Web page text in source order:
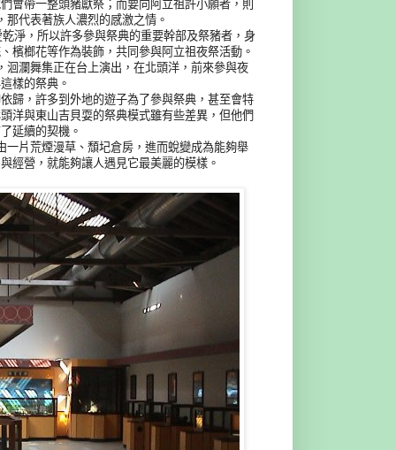
會帶一整頭豬獻祭；而要向阿立祖許小願者，則
代表著族人濃烈的感激之情。
淨，所以許多參與祭典的重要幹部及祭豬者，身
檳榔花等作為裝飾，共同參與阿立祖夜祭活動。
瀾舞集正在台上演出，在北頭洋，前來參與夜
樣的祭典。
歸，許多到外地的遊子為了參與祭典，甚至會特
洋與東山吉貝耍的祭典模式雖有些差異，但他們
延續的契機。
片荒煙漫草、頹圮倉房，進而蛻變成為能夠舉
經營，就能夠讓人遇見它最美麗的模樣。